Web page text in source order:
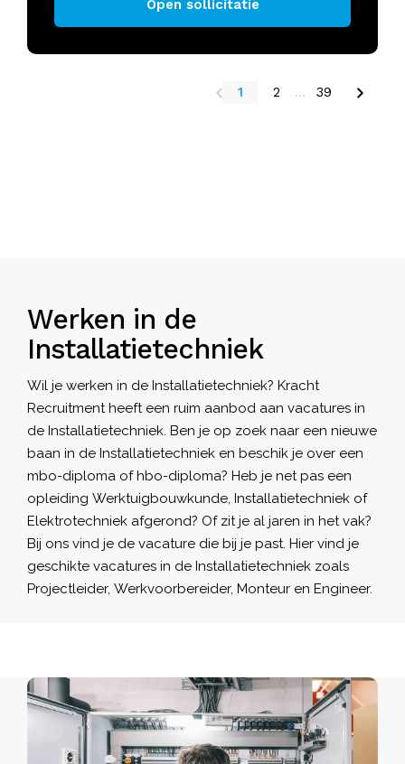
Open sollicitatie
1 2 ... 39
Werken in de
Installatietechniek
Wil je werken in de Installatietechniek? Kracht
Recruitment heeft een ruim aanbod aan vacatures in
de Installatietechniek. Ben je op zoek naar een nieuwe
baan in de Installatietechniek en beschik je over een
mbo-diploma of hbo-diploma? Heb je net pas een
opleiding Werktuigbouwkunde, Installatietechniek of
Elektrotechniek afgerond? Of zit je al jaren in het vak?
Bij ons vind je de vacature die bij je past. Hier vind je
geschikte vacatures in de Installatietechniek zoals
Projectleider, Werkvoorbereider, Monteur en Engineer.